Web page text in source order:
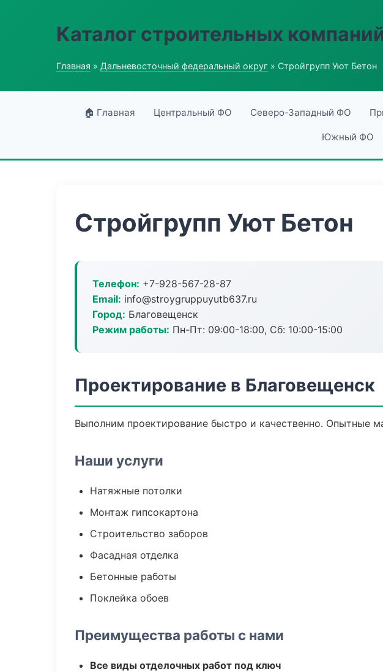
Каталог строительных
Главная » Дальневосточный федеральный округ » Стройгрупп Уют Бетон
🏠 Главная Центральный ФО Северо-Западный ФО
Южный ФО
Стройгрупп Уют Бетон
Телефон: +7-928-567-28-87
Email: info@stroygruppuyutb637.ru
Город: Благовещенск
Режим работы: Пн-Пт: 09:00-18:00, Сб: 10:00-15:00
Проектирование в Благовещенск
Выполним проектирование быстро и качественно. Опытные
Наши услуги
Натяжные потолки
Монтаж гипсокартона
Строительство заборов
Фасадная отделка
Бетонные работы
Поклейка обоев
Преимущества работы с нами
Все виды отделочных работ под ключ